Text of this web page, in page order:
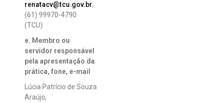
renatacv@tcu.gov.br,
(61) 99970-4790
(TCU)
e. Membro ou
servidor responsável
pela apresentação da
prática, fone, e-mail
Lúcia Patrício de Souza
Araújo,